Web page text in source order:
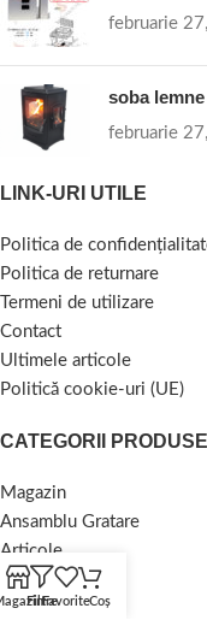
februarie
soba lemne
februarie
LINK-URI UTILE
Politica de
Politica de returnare
Termeni de utilizare
Contact
Ultimele articole
Politică cookie-uri (UE)
CATEGORII PRODUSE
Magazin
Ansamblu Gratare
Articole
Galerie Foto
Contact
FiltreFavoriteCoș